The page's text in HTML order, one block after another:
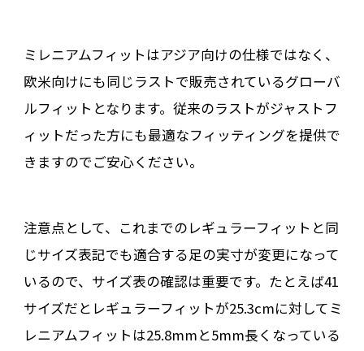
ミレニアムフィットはアジア向けの仕様ではなく、
欧米向けにも同じラストで販売されているグローバ
ルフィットとなります。従来のラストがジャストフ
ィットだった方にも最適なフィッティングを提供で
きますのでご安心ください。
注意点として、これまでのレギュラーフィットと同
じサイズ表記でも適合する足の実寸が変更になって
いるので、サイズ表の確認は重要です。たとえば41
サイズだとレギュラーフィットが25.3cmに対してミ
レニアムフィットは25.8mmと5mm長くなっている